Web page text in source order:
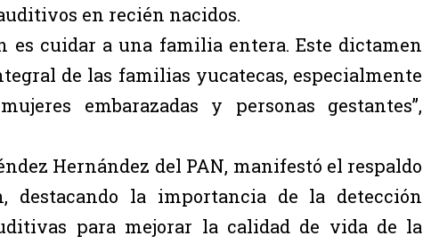
en recién nacidos.
es cuidar a una familia entera. Este dictamen
de las familias yucatecas, especialmente
embarazadas y personas gestantes”,
Hernández del PAN, manifestó el respaldo
destacando la importancia de la detección
para mejorar la calidad de vida de la